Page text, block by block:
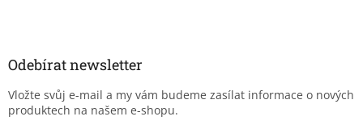
Odebírat newsletter
Vložte svůj e-mail a my vám budeme zasílat informace o nových
produktech na našem e-shopu.